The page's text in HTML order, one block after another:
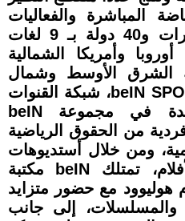
المباشرة والفعاليات
الدولية الهامة عبر 5 قارات و40 دولة بـ 9 لغات
وأمريكا الشمالية
الشرق الأوسط وشمال
أفريقيا. تتمتع شبكة beIN SPORTS، شبكة القنوات
الرياضية العالمية الرائدة في مجموعة beIN
فردية من الحقوق الرياضية
ومن خلال أستديوهات
MIRAMAX الشهيرة للأفلام، تمتلك beIN مكتبة
هوليوود مع حضور متزايد
والمسلسلات، إلى جانب